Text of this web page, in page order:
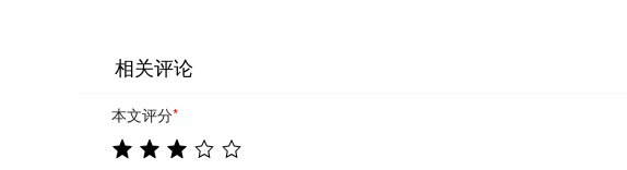
相关评论
本文评分*